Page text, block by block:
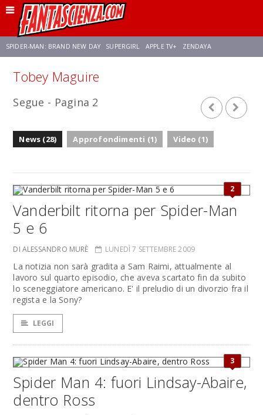
SPIDER-MAN: BRAND NEW DAY SUPERGIRL APPLE TV+ ZENDAYA
FRANCO RICCIARDIELLO
Tobey Maguire
Segue - Pagina 2
News (28) Approfondimenti (1) Video (1)
2
Vanderbilt ritorna per Spider-Man
5 e 6
DI ALESSANDRO MURÈ LUNEDÌ 7 SETTEMBRE 2009
La notizia non sarà gradita a Sam Raimi, attualmente al
lavoro sul quarto episodio, che aveva scartato fin da subito
lo sceneggiatore americano. E' il preludio di un divorzio fra il
regista e la Sony?
LEGGI
3
Spider Man 4: fuori Lindsay-Abaire,
dentro Ross